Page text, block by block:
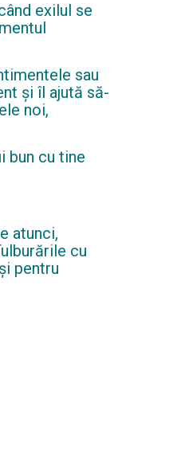
exilul se
sau
și îl ajută să-
noi,
bun cu tine
atunci,
cu
pentru